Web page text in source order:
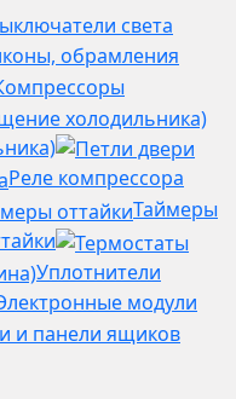
Реле компрессора
Таймеры
Уплотнители
модули
и панели ящиков